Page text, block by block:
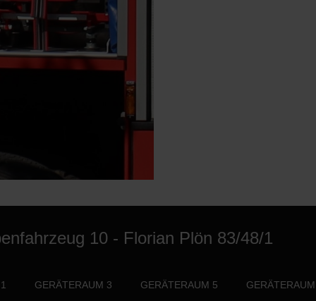
10 - Florian Plön 83/48/1
GERÄTERAUM 3 GERÄTERAUM 5